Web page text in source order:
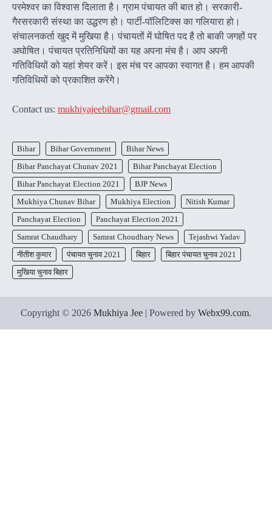
परमेश्वर का विश्वास दिलाता है। ग्राम पंचायत की बात हो। सरकारी-
गैरसरकारी संस्था का उद्धरण हो। पार्टी-पॉलिटिक्स का गलियारा हो।
संचालनकर्ता खुद में मुखिया है। पंचायतों में घोषित पद है तो बाकी जगहों पर
अघोषित। पंचायत प्रतिनिधियों का यह अपना मंच है। आप अपनी
गतिविधियों को यहां शेयर करें। इस मंच पर आपका स्वागत है। हम आपकी
गतिविधियों को प्रकाशित करेंगेे।
Contact us: mukhiyajeebihar@gmail.com
Bihar Bihar Government
Bihar News
Bihar Panchayat Chunav 2021
Bihar Panchayat Election
Bihar Panchayat Election 2021
BJP News
Mukhiya Chunav Bihar
Mukhiya Election
Nitish Kumar
Panchayat Election
Panchayat Election 2021
Samrat Chaudhary
Samrat Choudhary News
Tejashwi Yadav
नीतीश कुमार
पंचायत चुनाव 2021 बिहार
बिहार पंचायत चुनाव 2021
मुखिया चुनाव बिहार
Copyright © 2026 Mukhiya Jee | Powered by Webx99.com.